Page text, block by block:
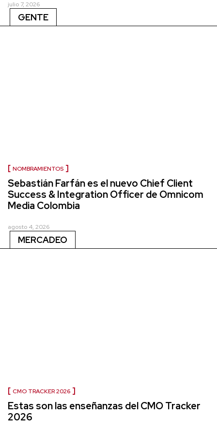
julio 7, 2026
GENTE
NOMBRAMIENTOS
Sebastián Farfán es el nuevo Chief Client
Success & Integration Officer de Omnicom
Media Colombia
agosto 4, 2026
MERCADEO
CMO TRACKER 2026
Estas son las enseñanzas del CMO Tracker
2026